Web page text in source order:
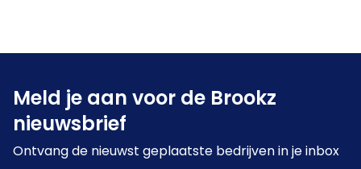
Meld je aan voor de Brookz
nieuwsbrief
Ontvang de nieuwst geplaatste bedrijven in je inbox